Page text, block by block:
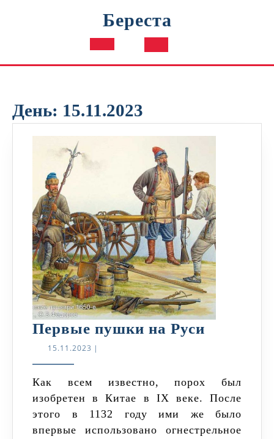
Береста
Кнопка
День: 15.11.2023
Первые пушки на Руси
Руси
15.11.2023 15.11.2023
|
Как всем известно, порох был
изобретен в Китае в IX веке. После
этого в 1132 году ими же было
впервые использовано огнестрельное